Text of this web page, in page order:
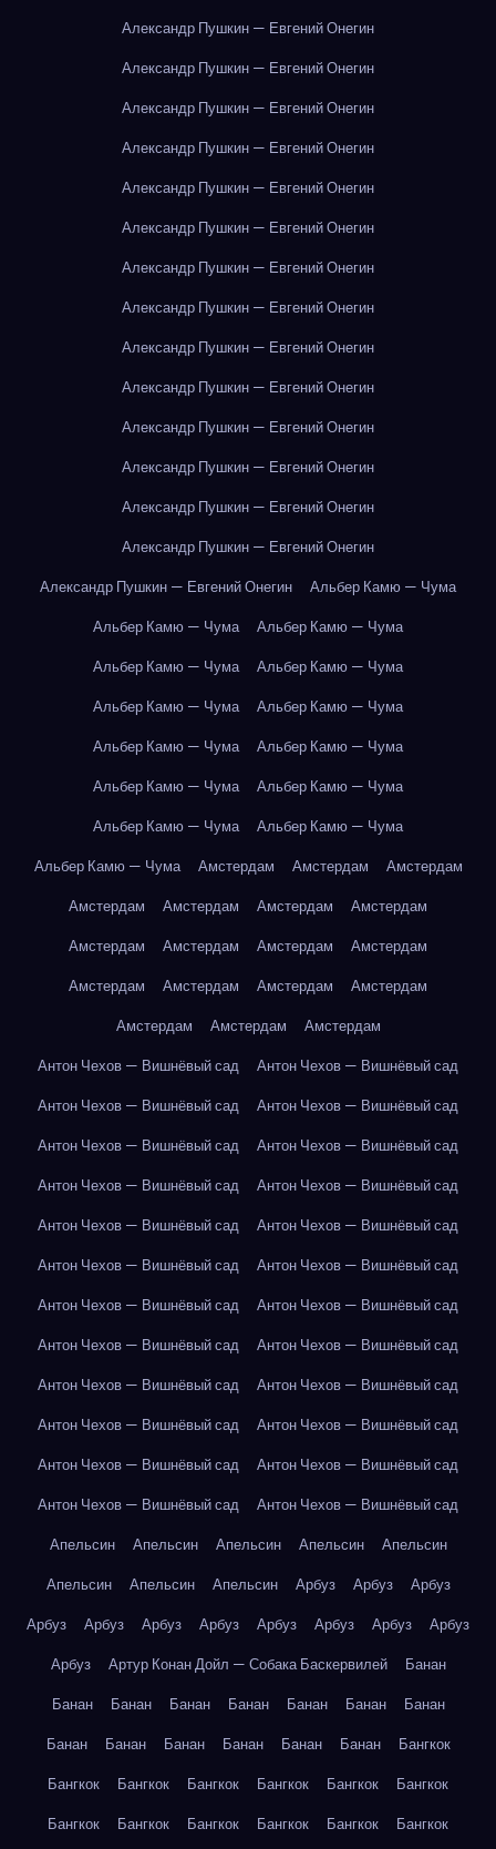
Александр Пушкин — Евгений Онегин
Александр Пушкин — Евгений Онегин
Александр Пушкин — Евгений Онегин
Александр Пушкин — Евгений Онегин
Александр Пушкин — Евгений Онегин
Александр Пушкин — Евгений Онегин
Александр Пушкин — Евгений Онегин
Александр Пушкин — Евгений Онегин
Александр Пушкин — Евгений Онегин
Александр Пушкин — Евгений Онегин
Александр Пушкин — Евгений Онегин
Александр Пушкин — Евгений Онегин
Александр Пушкин — Евгений Онегин
Александр Пушкин — Евгений Онегин
Александр Пушкин — Евгений Онегин
Альбер Камю — Чума
Альбер Камю — Чума
Альбер Камю — Чума
Альбер Камю — Чума
Альбер Камю — Чума
Альбер Камю — Чума
Альбер Камю — Чума
Альбер Камю — Чума
Альбер Камю — Чума
Альбер Камю — Чума
Альбер Камю — Чума
Альбер Камю — Чума
Альбер Камю — Чума
Альбер Камю — Чума
Амстердам Амстердам
Амстердам
Амстердам
Амстердам Амстердам
Амстердам
Амстердам
Амстердам Амстердам
Амстердам
Амстердам
Амстердам Амстердам
Амстердам
Амстердам
Амстердам
Амстердам
Антон Чехов — Вишнёвый сад
Антон Чехов — Вишнёвый сад
Антон Чехов — Вишнёвый сад
Антон Чехов — Вишнёвый сад
Антон Чехов — Вишнёвый сад
Антон Чехов — Вишнёвый сад
Антон Чехов — Вишнёвый сад
Антон Чехов — Вишнёвый сад
Антон Чехов — Вишнёвый сад
Антон Чехов — Вишнёвый сад
Антон Чехов — Вишнёвый сад
Антон Чехов — Вишнёвый сад
Антон Чехов — Вишнёвый сад
Антон Чехов — Вишнёвый сад
Антон Чехов — Вишнёвый сад
Антон Чехов — Вишнёвый сад
Антон Чехов — Вишнёвый сад
Антон Чехов — Вишнёвый сад
Антон Чехов — Вишнёвый сад
Антон Чехов — Вишнёвый сад
Антон Чехов — Вишнёвый сад
Антон Чехов — Вишнёвый сад
Антон Чехов — Вишнёвый сад
Антон Чехов — Вишнёвый сад
Апельсин
Апельсин Апельсин Апельсин
Апельсин
Апельсин
Апельсин Апельсин Арбуз Арбуз
Арбуз
Арбуз
Арбуз Арбуз Арбуз Арбуз Арбуз Арбуз
Арбуз
Арбуз
Артур Конан Дойл — Собака Баскервилей
Банан
Банан
Банан Банан Банан Банан Банан
Банан
Банан
Банан Банан Банан Банан Банан
Бангкок
Бангкок
Бангкок Бангкок Бангкок Бангкок
Бангкок
Бангкок
Бангкок Бангкок Бангкок Бангкок Бангкок